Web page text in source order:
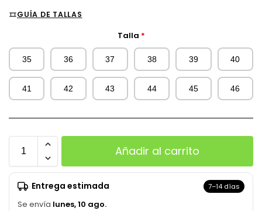
GUÍA DE TALLAS
Talla *
35 36 37 38 39 40
41 42 43 44 45 46
Añadir al carrito
Entrega estimada 7–14 días
Se envía lunes, 10 ago.